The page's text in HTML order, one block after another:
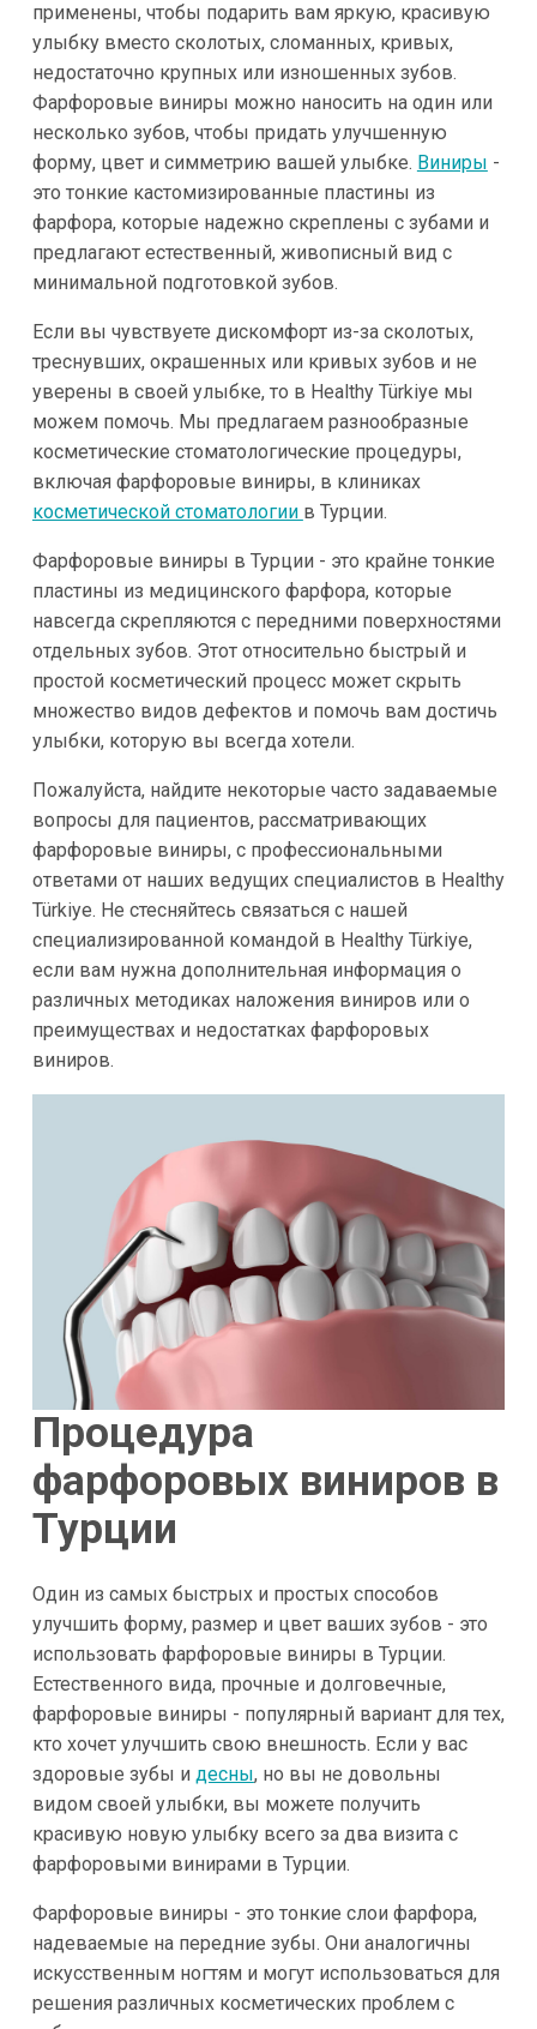
применены, чтобы подарить вам яркую, красивую
улыбку вместо сколотых, сломанных, кривых,
недостаточно крупных или изношенных зубов.
Фарфоровые виниры можно наносить на один или
несколько зубов, чтобы придать улучшенную
форму, цвет и симметрию вашей улыбке. Виниры -
это тонкие кастомизированные пластины из
фарфора, которые надежно скреплены с зубами и
предлагают естественный, живописный вид с
минимальной подготовкой зубов.
Если вы чувствуете дискомфорт из-за сколотых,
треснувших, окрашенных или кривых зубов и не
уверены в своей улыбке, то в Healthy Türkiye мы
можем помочь. Мы предлагаем разнообразные
косметические стоматологические процедуры,
включая фарфоровые виниры, в клиниках
косметической стоматологии в Турции.
Фарфоровые виниры в Турции - это крайне тонкие
пластины из медицинского фарфора, которые
навсегда скрепляются с передними поверхностями
отдельных зубов. Этот относительно быстрый и
простой косметический процесс может скрыть
множество видов дефектов и помочь вам достичь
улыбки, которую вы всегда хотели.
Пожалуйста, найдите некоторые часто задаваемые
вопросы для пациентов, рассматривающих
фарфоровые виниры, с профессиональными
ответами от наших ведущих специалистов в Healthy
Türkiye. Не стесняйтесь связаться с нашей
специализированной командой в Healthy Türkiye,
если вам нужна дополнительная информация о
различных методиках наложения виниров или о
преимуществах и недостатках фарфоровых
виниров.
Процедура
фарфоровых виниров в
Турции
Один из самых быстрых и простых способов
улучшить форму, размер и цвет ваших зубов - это
использовать фарфоровые виниры в Турции.
Естественного вида, прочные и долговечные,
фарфоровые виниры - популярный вариант для тех,
кто хочет улучшить свою внешность. Если у вас
здоровые зубы и десны, но вы не довольны
видом своей улыбки, вы можете получить
красивую новую улыбку всего за два визита с
фарфоровыми винирами в Турции.
Фарфоровые виниры - это тонкие слои фарфора,
надеваемые на передние зубы. Они аналогичны
искусственным ногтям и могут использоваться для
решения различных косметических проблем с